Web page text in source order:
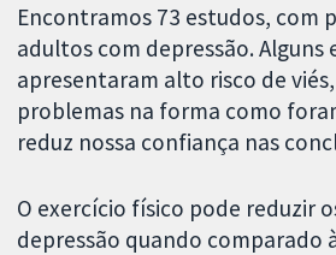
Encontramos 73 estudos, com
adultos com depressão. Alguns
apresentaram alto risco de
problemas na forma como
reduz nossa confiança nas
O exercício físico pode reduzir
depressão quando comparado